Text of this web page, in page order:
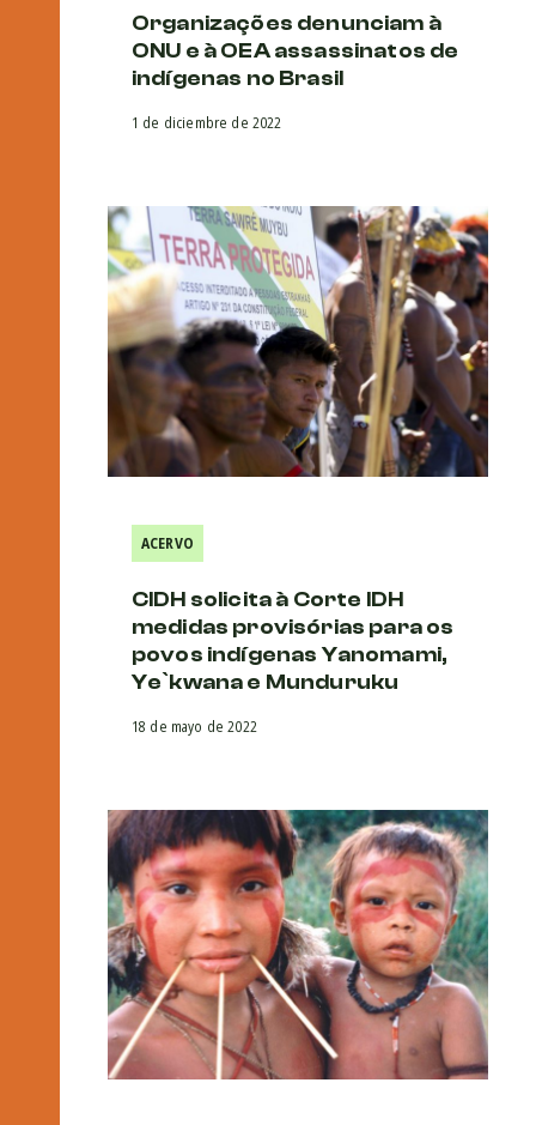
Organizações denunciam à
ONU e à OEA assassinatos de
indígenas no Brasil
1 de diciembre de 2022
ACERVO
CIDH solicita à Corte IDH
medidas provisórias para os
povos indígenas Yanomami,
Ye`kwana e Munduruku
18 de mayo de 2022